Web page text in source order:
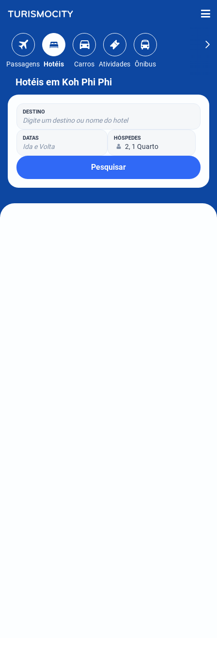
Passagens Hotéis Carros Atividades Ônibus
Hotéis em Koh Phi Phi
DESTINO
Digite um destino ou nome do hotel
DATAS
Ida e Volta
HÓSPEDES
2, 1 Quarto
Pesquisar